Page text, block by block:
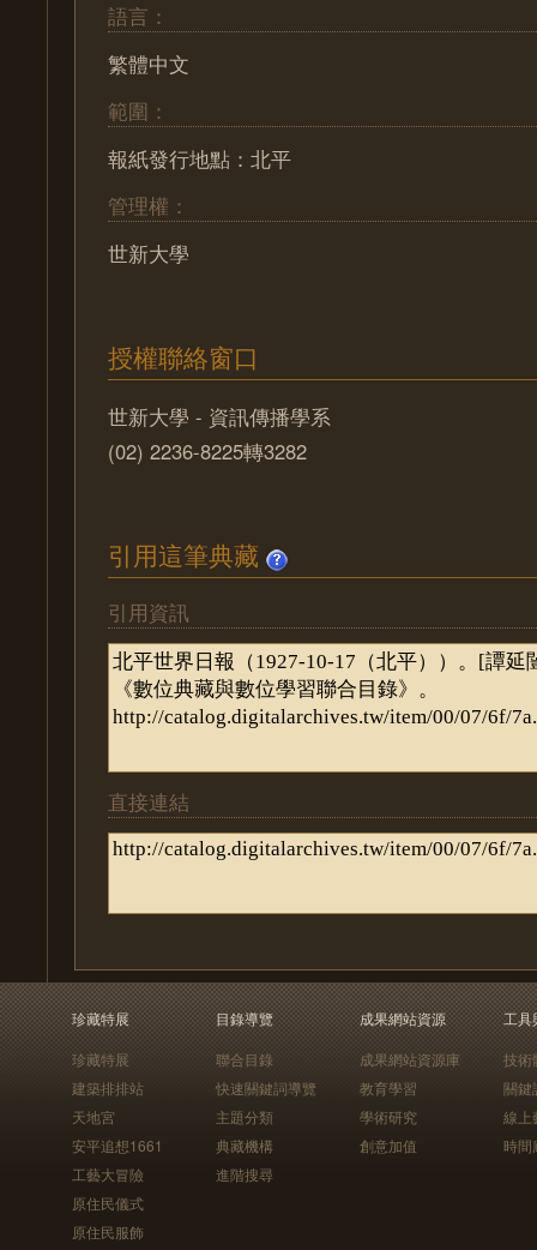
語言：
繁體中文
範圍：
報紙發行地點：北平
管理權：
世新大學
授權聯絡窗口
世新大學 - 資訊傳播學系
(02) 2236-8225轉3282
引用這筆典藏
引用資訊
直接連結
珍藏特展
珍藏特展
建築排排站
天地宮
安平追想1661
工藝大冒險
原住民儀式
原住民服飾
目錄導覽
聯合目錄
快速關鍵詞導覽
主題分類
典藏機構
進階搜尋
成果網站資源
成果網站資源庫
教育學習
學術研究
創意加值
工具
技術
關鍵
線上
時間